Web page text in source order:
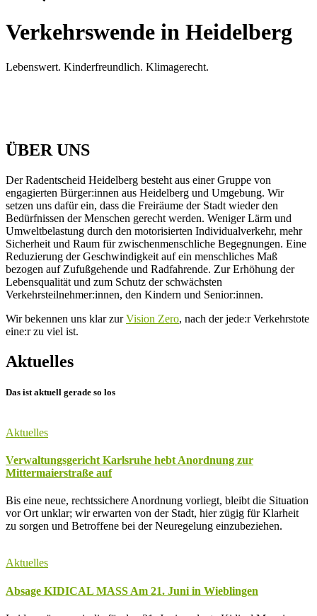
Verkehrswende in Heidelberg
Lebenswert. Kinderfreundlich. Klimagerecht.
ÜBER UNS
Der Radentscheid Heidelberg besteht aus einer Gruppe von
engagierten Bürger:innen aus Heidelberg und Umgebung. Wir
setzen uns dafür ein, dass die Freiräume der Stadt wieder den
Bedürfnissen der Menschen gerecht werden. Weniger Lärm und
Umweltbelastung durch den motorisierten Individualverkehr, mehr
Sicherheit und Raum für zwischenmenschliche Begegnungen. Eine
Reduzierung der Geschwindigkeit auf ein menschliches Maß
bezogen auf Zufußgehende und Radfahrende. Zur Erhöhung der
Lebensqualität und zum Schutz der schwächsten
Verkehrsteilnehmer:innen, den Kindern und Senior:innen.
Wir bekennen uns klar zurVision Zero, nach der jede:r Verkehrstote
eine:r zu viel ist.
Aktuelles
Das ist aktuell gerade so los
Aktuelles
Verwaltungsgericht Karlsruhe hebt Anordnung zur
Mittermaierstraße auf
Bis eine neue, rechtssichere Anordnung vorliegt, bleibt die Situation
vor Ort unklar; wir erwarten von der Stadt, hier zügig für Klarheit
zu sorgen und Betroffene bei der Neuregelung einzubeziehen.
Aktuelles
Absage KIDICAL MASS Am 21. Juni in Wieblingen